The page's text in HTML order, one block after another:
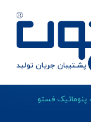
پنوماتیک فستو